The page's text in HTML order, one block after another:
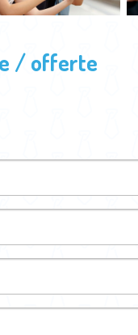
/ offerte